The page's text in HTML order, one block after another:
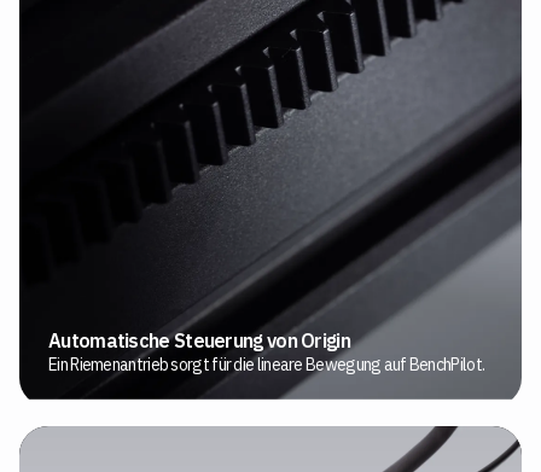
Automatische Steuerung von Origin
Ein Riemenantrieb sorgt für die lineare Bewegung auf BenchPilot.